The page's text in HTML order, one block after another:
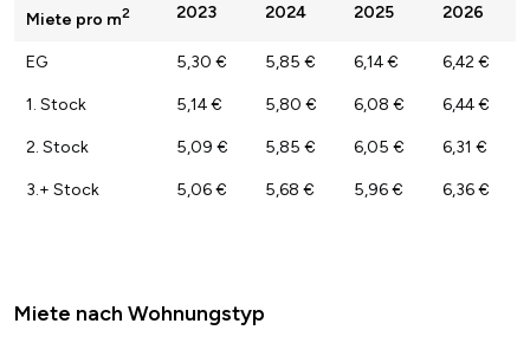
Miete pro m2 2023 2024 2025 2026
EG 5,30 € 5,85 € 6,14 € 6,42 €
1. Stock 5,14 € 5,80 € 6,08 € 6,44 €
2. Stock 5,09 € 5,85 € 6,05 € 6,31 €
3.+ Stock 5,06 € 5,68 € 5,96 € 6,36 €
Miete nach Wohnungstyp